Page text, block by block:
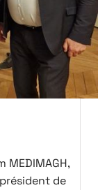
MEDIMAGH,
de